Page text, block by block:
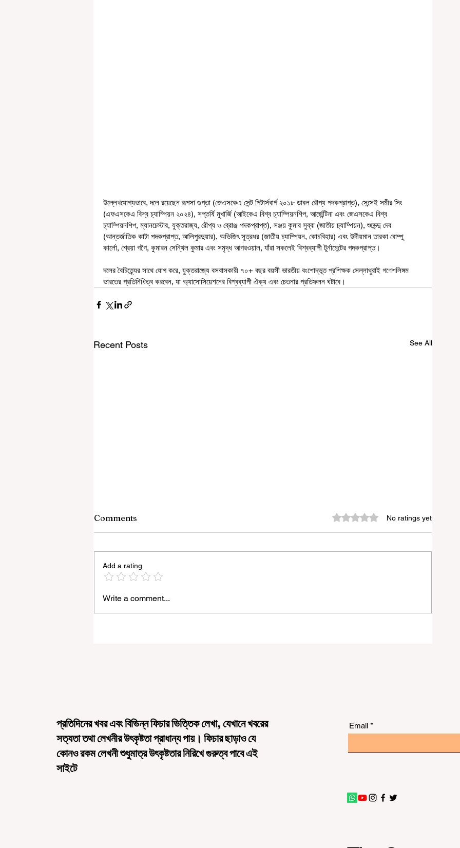
উল্লেখযোগ্যভাবে, দলে রয়েছেন রূপসা গুপ্তা (জেএসকেএ সেন্ট পিটার্সবার্গ ২০১৮ ডাবল রৌপ্য পদকপ্রাপ্ত), সেন্সেই সমীর সিং
(এফএসকেএ বিশ্ব চ্যাম্পিয়ন ২০২৪), সপ্তর্ষি মুখার্জি (আইকেএ বিশ্ব চ্যাম্পিয়নশিপ, আর্জেন্টিনা এবং জেএসকেএ বিশ্ব
চ্যাম্পিয়নশিপ, ম্যানচেস্টার, যুক্তরাজ্য, রৌপ্য ও ব্রোঞ্জ পদকপ্রাপ্ত), সঞ্জয় কুমার সুব্বা (জাতীয় চ্যাম্পিয়ন), শুভেন্দু দেব
(আন্তর্জাতিক কাটা পদকপ্রাপ্ত, আলিপুরদুয়ার), অভিজিৎ সূত্রধর (জাতীয় চ্যাম্পিয়ন, কোচবিহার) এবং উদীয়মান তারকা বোম্পু
কার্লো, শ্রেয়া গগৈ, কুমারন সেন্থিল কুমার এবং সমৃদ্ধ আগরওয়াল, যাঁরা সকলেই বিশ্বব্যাপী টুর্নামেন্টের পদকপ্রাপ্ত।
দলের বৈচিত্র্যের সাথে যোগ করে, যুক্তরাজ্যে বসবাসকারী ৭০+ বছর বয়সী ভারতীয় বংশোদ্ভূত প্রশিক্ষক সেল্লাথুরাই গণেশলিঙ্গম
ভারতের প্রতিনিধিত্ব করবেন, যা অ্যাসোসিয়েশনের বিশ্বব্যাপী ঐক্য এবং চেতনার প্রতিফলন ঘটাবে।
Recent Posts See All
বেনজির ঘটনা- দায়িত্বজ্ঞানহীন আচরণের
অভিযোগে রাজ্যের বিধানসভা মার্শাল সাসপেন্ডেড
Comments Rated 0 out of 5 stars.No ratings yet
Add a rating
Write a comment...
প্রতিদিনের খবর এবং বিভিন্ন ফিচার ভিত্তিক লেখা, যেখানে খবরের
সত্যতা তথা লেখনীর উৎকৃষ্টতা প্রাধান্য পায়। ফিচার ছাড়াও যে
কোনও রকম লেখনী শুধুমাত্র উৎকৃষ্টতার নিরিখে গুরুত্ব পাবে এই
সাইটে
Email